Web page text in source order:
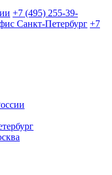
+7 (495) 255-39-
Санкт-Петербург +7